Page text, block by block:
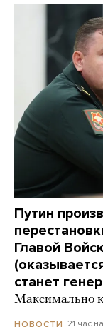
Путин
Главой
станет
Максимально
НОВОСТИ 21 час